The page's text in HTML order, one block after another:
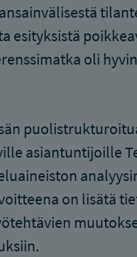
esityksistä
oli
asiantuntijoille
on lisätä